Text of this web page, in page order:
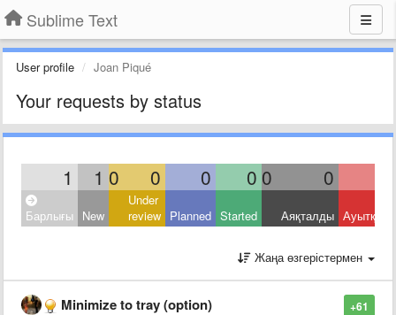
Sublime Text
User profile Joan Piqué
Your requests by status
1 1 0 0 0 0 0 0
Барлығы New
Under
review Planned Started Аяқталды
Жаңа өзгерістермен
+61
Minimize to tray (option)